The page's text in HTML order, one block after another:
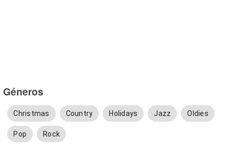
Géneros
Christmas Country Holidays Jazz Oldies
Pop Rock